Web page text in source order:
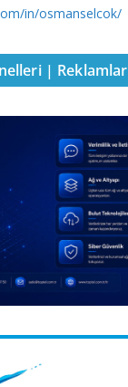
in/osmanselcok/
| Reklamlar